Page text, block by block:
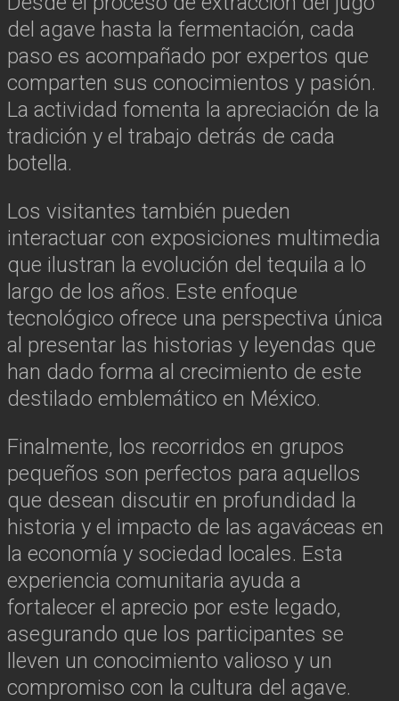
del agave hasta la fermentación, cada
paso es acompañado por expertos que
comparten sus conocimientos y pasión.
La actividad fomenta la apreciación de la
tradición y el trabajo detrás de cada
botella.
Los visitantes también pueden
interactuar con exposiciones multimedia
que ilustran la evolución del tequila a lo
largo de los años. Este enfoque
tecnológico ofrece una perspectiva única
al presentar las historias y leyendas que
han dado forma al crecimiento de este
destilado emblemático en México.
Finalmente, los recorridos en grupos
pequeños son perfectos para aquellos
que desean discutir en profundidad la
historia y el impacto de las agaváceas en
la economía y sociedad locales. Esta
experiencia comunitaria ayuda a
fortalecer el aprecio por este legado,
asegurando que los participantes se
lleven un conocimiento valioso y un
compromiso con la cultura del agave.